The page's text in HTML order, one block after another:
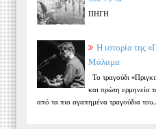
ΠΗΓΗ
Η ιστορία της
Μάλαμα
Το τραγούδι
και πρώτη ερμηνεία
από τα πιο αγαπημένα τραγούδια